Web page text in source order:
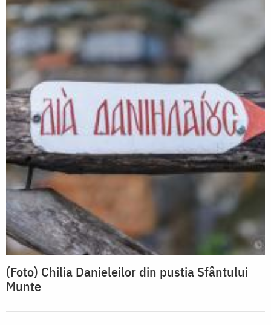
(Foto) Chilia Danieleilor din pustia Sfântului
Munte